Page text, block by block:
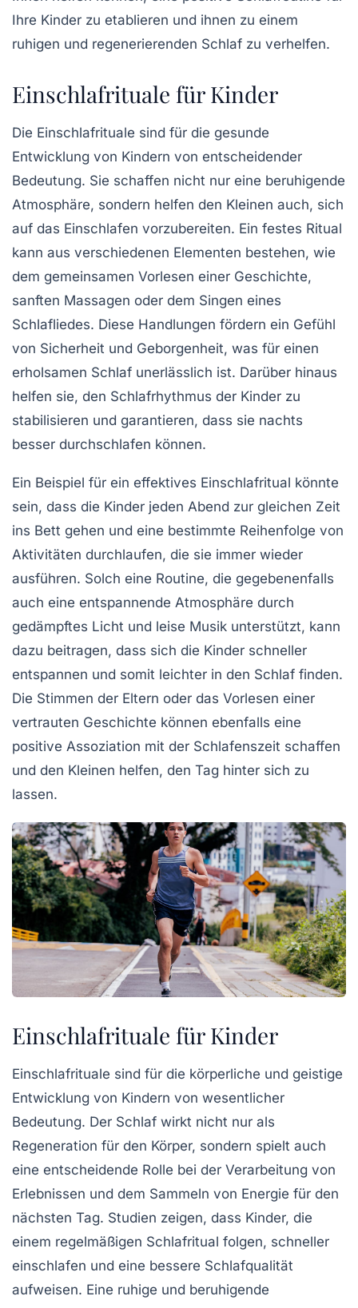
Ihre Kinder zu etablieren und ihnen zu einem
ruhigen und regenerierenden Schlaf zu verhelfen.
Einschlafrituale für Kinder
Die Einschlafrituale sind für die gesunde
Entwicklung von Kindern von entscheidender
Bedeutung. Sie schaffen nicht nur eine beruhigende
Atmosphäre, sondern helfen den Kleinen auch, sich
auf das Einschlafen vorzubereiten. Ein festes Ritual
kann aus verschiedenen Elementen bestehen, wie
dem gemeinsamen Vorlesen einer Geschichte,
sanften Massagen oder dem Singen eines
Schlafliedes. Diese Handlungen fördern ein Gefühl
von Sicherheit und Geborgenheit, was für einen
erholsamen Schlaf unerlässlich ist. Darüber hinaus
helfen sie, den Schlafrhythmus der Kinder zu
stabilisieren und garantieren, dass sie nachts
besser durchschlafen können.
Ein Beispiel für ein effektives Einschlafritual könnte
sein, dass die Kinder jeden Abend zur gleichen Zeit
ins Bett gehen und eine bestimmte Reihenfolge von
Aktivitäten durchlaufen, die sie immer wieder
ausführen. Solch eine Routine, die gegebenenfalls
auch eine entspannende Atmosphäre durch
gedämpftes Licht und leise Musik unterstützt, kann
dazu beitragen, dass sich die Kinder schneller
entspannen und somit leichter in den Schlaf finden.
Die Stimmen der Eltern oder das Vorlesen einer
vertrauten Geschichte können ebenfalls eine
positive Assoziation mit der Schlafenszeit schaffen
und den Kleinen helfen, den Tag hinter sich zu
lassen.
Einschlafrituale für Kinder
Einschlafrituale sind für die körperliche und geistige
Entwicklung von Kindern von wesentlicher
Bedeutung. Der Schlaf wirkt nicht nur als
Regeneration für den Körper, sondern spielt auch
eine entscheidende Rolle bei der Verarbeitung von
Erlebnissen und dem Sammeln von Energie für den
nächsten Tag. Studien zeigen, dass Kinder, die
einem regelmäßigen Schlafritual folgen, schneller
einschlafen und eine bessere Schlafqualität
aufweisen. Eine ruhige und beruhigende